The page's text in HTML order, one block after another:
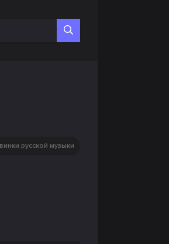
русской музыки